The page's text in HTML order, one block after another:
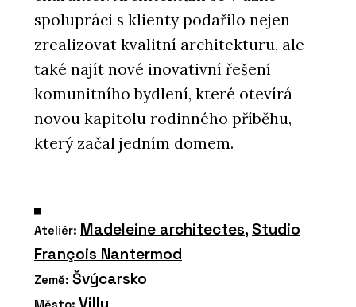
spolupráci s klienty podařilo nejen
zrealizovat kvalitní architekturu, ale
také najít nové inovativní řešení
komunitního bydlení, které otevírá
novou kapitolu rodinného příběhu,
který začal jedním domem.
Ateliér: Madeleine architectes, Studio
François Nantermod
Země: Švýcarsko